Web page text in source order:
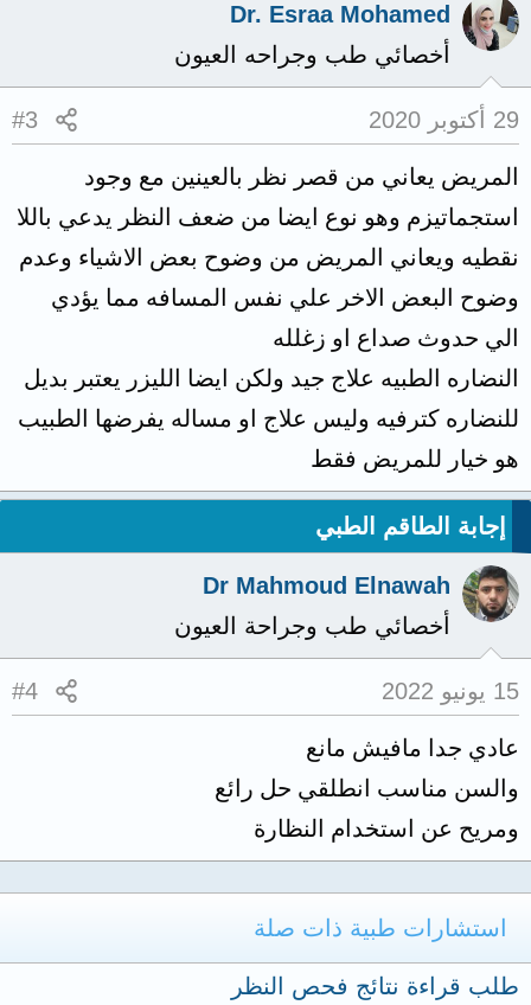
Dr. Esraa Mohamed
أخصائي طب وجراحه العيون
29 أكتوبر 2020 #3
المريض يعاني من قصر نظر بالعينين مع وجود
استجماتيزم وهو نوع ايضا من ضعف النظر يدعي باللا
نقطيه ويعاني المريض من وضوح بعض الاشياء وعدم
وضوح البعض الاخر علي نفس المسافه مما يؤدي
الي حدوث صداع او زغلله
النضاره الطبيه علاج جيد ولكن ايضا الليزر يعتبر بديل
للنضاره كترفيه وليس علاج او مساله يفرضها الطبيب
هو خيار للمريض فقط
إجابة الطاقم الطبي
Dr Mahmoud Elnawah
أخصائي طب وجراحة العيون
15 يونيو 2022 #4
عادي جدا مافيش مانع
والسن مناسب انطلقي حل رائع
ومريح عن استخدام النظارة
استشارات طبية ذات صلة
طلب قراءة نتائج فحص النظر